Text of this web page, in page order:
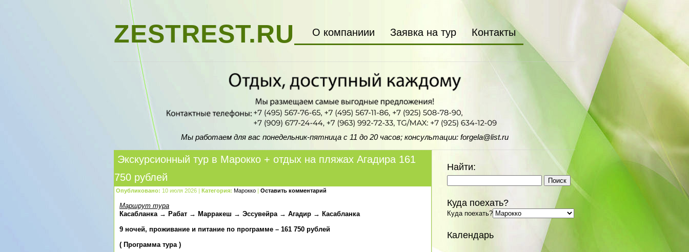
ZESTREST.RU О компаниии Заявка на тур Контакты
Мы работаем для вас понедельник-пятница с 11 до 20 часов; консультации: forgela@list.ru
Экскурсионный тур в Марокко + отдых на пляжах Агадира 161
750 рублей
Опубликовано: 10 июля 2026 | Категория: Марокко | Оставить комментарий
Маршрут тура
Касабланка → Рабат → Марракеш → Эссувейра → Агадир → Касабланка
9 ночей, проживание и питание по программе – 161 750 рублей
( Программа тура)
Найти:
Куда поехать?
Куда поехать?
Календарь